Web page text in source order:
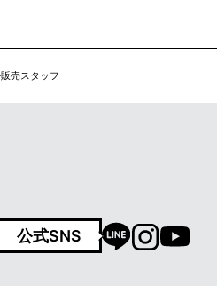
販売スタッフ
公式SNS